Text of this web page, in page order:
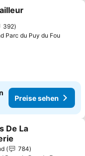
hinzufügen
392
Parc du Puy du Fou
Preise sehen
hinzufügen
De La
784